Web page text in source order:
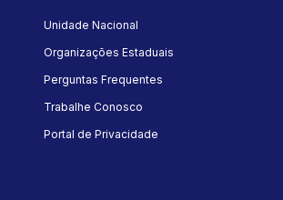
Unidade Nacional
Organizações Estaduais
Perguntas Frequentes
Trabalhe Conosco
Portal de Privacidade